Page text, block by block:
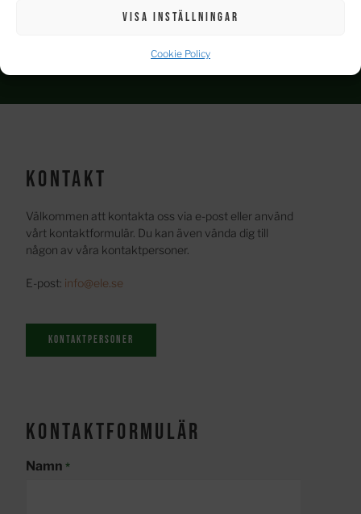
Visa inställningar
Cookie Policy
Kontakt
Välkommen att kontakta oss via e-post eller använd
vårt kontaktformulär. Du kan även vända dig till
någon av våra kontaktpersoner.
E-post: info@ele.se
Kontaktpersoner
Kontaktformulär
Namn *